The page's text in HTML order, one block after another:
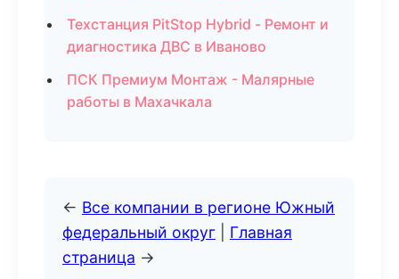
Техстанция PitStop Hybrid - Ремонт и
диагностика ДВС в Иваново
ПСК Премиум Монтаж - Малярные
работы в Махачкала
← Все компании в регионе Южный
федеральный округ
Главная
страница →